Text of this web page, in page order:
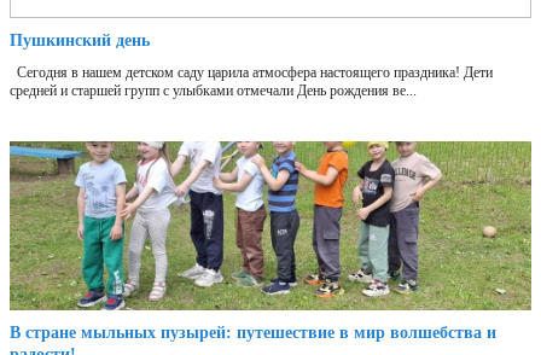
Пушкинский день
Сегодня в нашем детском саду царила атмосфера настоящего праздника! Дети
средней и старшей групп с улыбками отмечали День рождения ве...
В стране мыльных пузырей: путешествие в мир волшебства и